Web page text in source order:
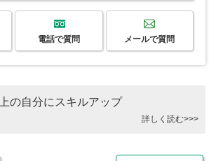
電話で質問 メールで質問
の自分にスキルアップ
詳しく読む>>>